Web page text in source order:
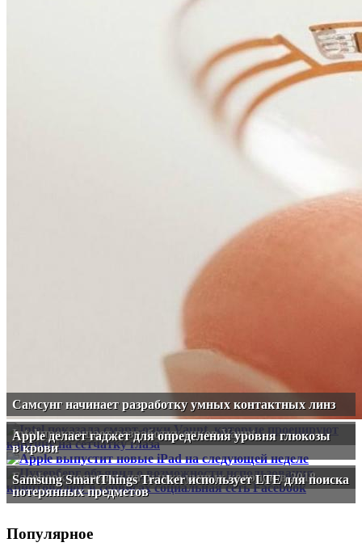
Самсунг начинает разработку умных контактных линз
Intel прекращает разработку очков Vaunt
Apple делает гаджет для определения уровня глюкозы
в крови
Facebook появится на рынке умных колонок в 2018
Samsung SmartThings Tracker использует LTE для поиска
потерянных предметов
Популярное